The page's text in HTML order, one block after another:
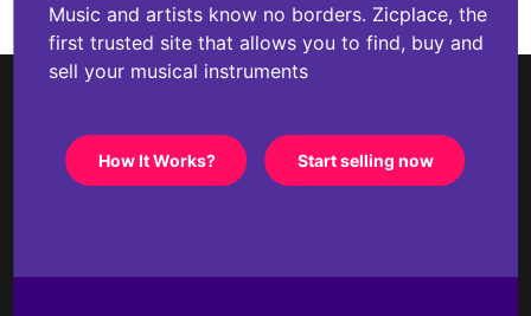
Music and artists know no borders. Zicplace, the
first trusted site that allows you to find, buy and
sell your musical instruments
How It Works? Start selling now